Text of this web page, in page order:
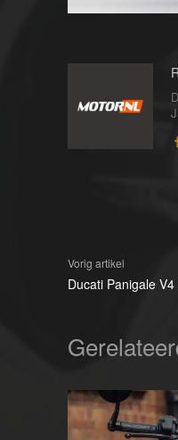
Vorig artikel
Ducati Panigale